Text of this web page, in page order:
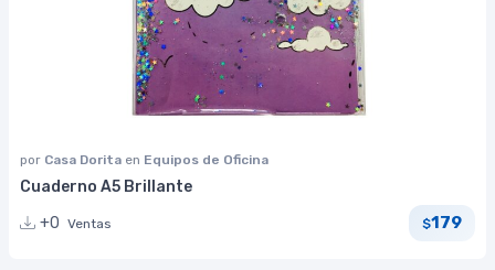
por Casa Dorita en Equipos de Oficina
Cuaderno A5 Brillante
+0 Ventas $179